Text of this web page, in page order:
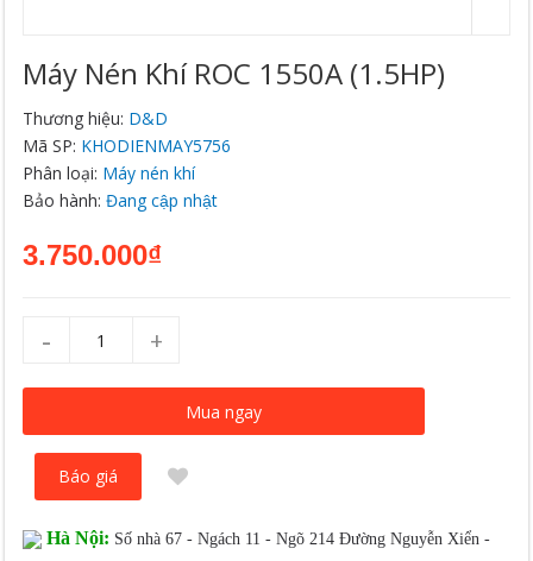
Máy Nén Khí ROC 1550A (1.5HP)
Thương hiệu: D&D
Mã SP: KHODIENMAY5756
Phân loại: Máy nén khí
Bảo hành:Đang cập nhật
3.750.000₫
- +
Mua ngay
Báo giá
Hà Nội: Số nhà 67 - Ngách 11 - Ngõ 214 Đường Nguyễn Xiển -